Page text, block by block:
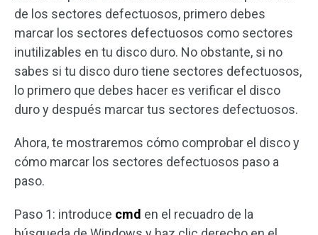
de los sectores defectuosos, primero debes
marcar los sectores defectuosos como sectores
inutilizables en tu disco duro. No obstante, si no
sabes si tu disco duro tiene sectores defectuosos,
lo primero que debes hacer es verificar el disco
duro y después marcar tus sectores defectuosos.
Ahora, te mostraremos cómo comprobar el disco y
cómo marcar los sectores defectuosos paso a
paso.
Paso 1: introduce cmd en el recuadro de la